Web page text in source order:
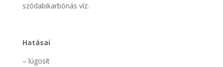
szódabikarbónás víz.
Hatásai
– lúgosít